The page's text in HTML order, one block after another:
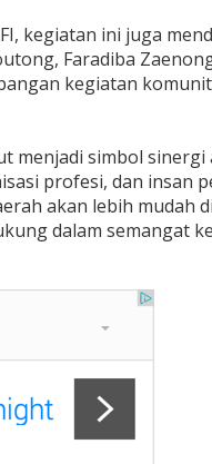
kegiatan ini juga
Faradiba
kegiatan
menjadi simbol sinergi
profesi, dan insan
akan lebih mudah
dalam semangat